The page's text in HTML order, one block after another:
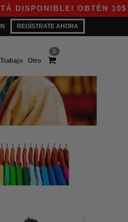
OBTÉN 10$ DE
REGÍSTRATE AHORA
0
Trabajo Otro